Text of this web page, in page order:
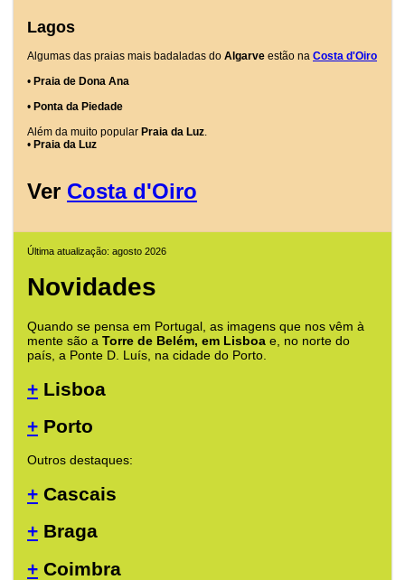
Lagos
Algumas das praias mais badaladas do Algarve estão na Costa d'Oiro
• Praia de Dona Ana
• Ponta da Piedade
Além da muito popular Praia da Luz.
• Praia da Luz
Ver Costa d'Oiro
Última atualização: agosto 2026
Novidades
Quando se pensa em Portugal, as imagens que nos vêm à
mente são a Torre de Belém, em Lisboa e, no norte do
país, a Ponte D. Luís, na cidade do Porto.
+ Lisboa
+ Porto
Outros destaques:
+ Cascais
+ Braga
+ Coimbra